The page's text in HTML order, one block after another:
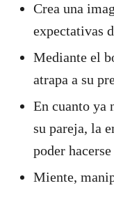
Crea una
expectativas
Mediante el
atrapa a su
En cuanto ya
su pareja, la
poder
Miente,